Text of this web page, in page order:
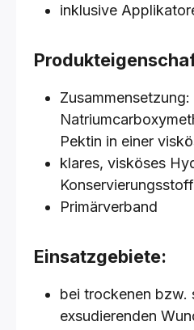
inklusive
Zusammensetzung:
Pektin in einer
klares, visköses
Primärverband
Einsatzgebiete:
bei trockenen bzw.
exsudierenden